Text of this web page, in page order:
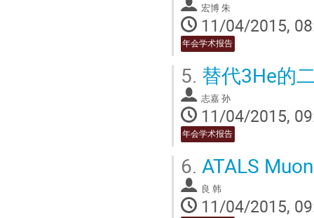
宏博 朱
11/04/2015,
年会学术报告
5. 替代3He的
志嘉 孙
11/04/2015,
年会学术报告
6. ATALS
良 韩
11/04/2015,